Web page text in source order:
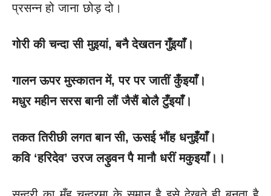
प्रसन्न हो जाना छोड़ दो।
गोरी की चन्दा सी मुइयां, बनै देखतन गुँइयाँ।
गालन ऊपर मुस्कातन में, पर पर जातीं कुँइयाँ।
मधुर महीन सरस बानी लौं जैसैं बोलै टुँइयाँ।
तकत तिरीछी लगत बान सी, ऊसई भौंह धनुइँयाँ।
कवि‘हरिदेव’ उरज लड़ुवन पै मानौ धरीं मकुइयाँ।।